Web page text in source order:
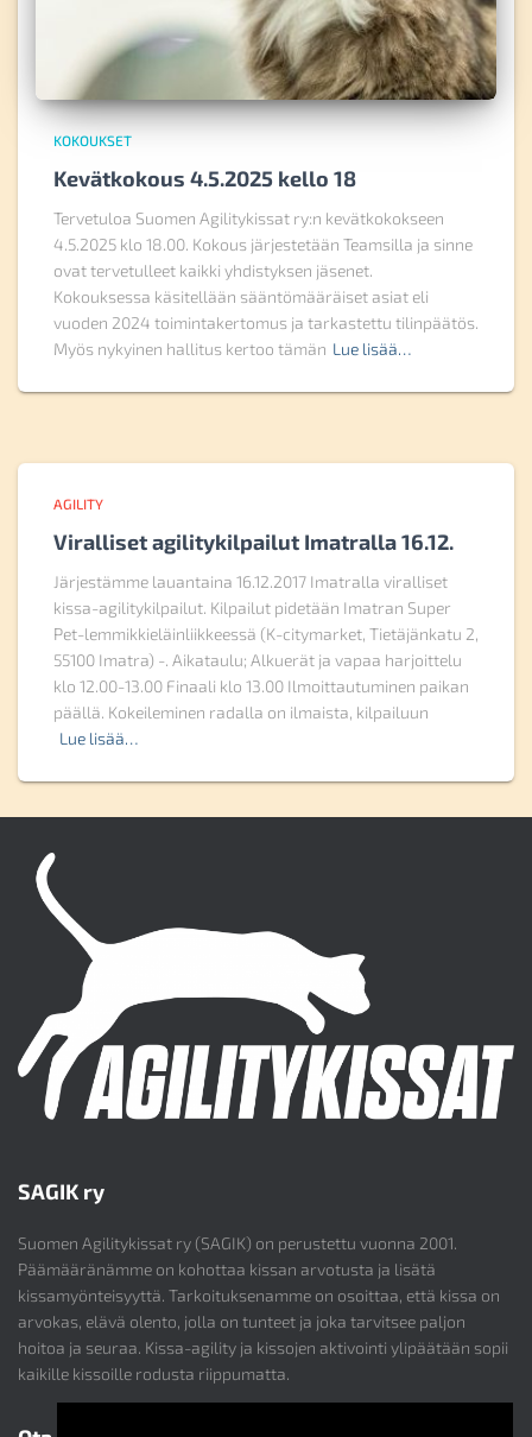
KOKOUKSET
Kevätkokous 4.5.2025 kello 18
Tervetuloa Suomen Agilitykissat ry:n kevätkokokseen
4.5.2025 klo 18.00. Kokous järjestetään Teamsilla ja sinne
ovat tervetulleet kaikki yhdistyksen jäsenet.
Kokouksessa käsitellään sääntömääräiset asiat eli
vuoden 2024 toimintakertomus ja tarkastettu tilinpäätös.
Myös nykyinen hallitus kertoo tämän Lue lisää…
AGILITY
Viralliset agilitykilpailut Imatralla 16.12.
Järjestämme lauantaina 16.12.2017 Imatralla viralliset
kissa-agilitykilpailut. Kilpailut pidetään Imatran Super
Pet-lemmikkieläinliikkeessä (K-citymarket, Tietäjänkatu 2,
55100 Imatra) -. Aikataulu; Alkuerät ja vapaa harjoittelu
klo 12.00-13.00 Finaali klo 13.00 Ilmoittautuminen paikan
päällä. Kokeileminen radalla on ilmaista, kilpailuun
Lue lisää…
SAGIK ry
Suomen Agilitykissat ry (SAGIK) on perustettu vuonna 2001.
Päämääränämme on kohottaa kissan arvotusta ja lisätä
kissamyönteisyyttä. Tarkoituksenamme on osoittaa, että kissa on
arvokas, elävä olento, jolla on tunteet ja joka tarvitsee paljon
hoitoa ja seuraa. Kissa-agility ja kissojen aktivointi ylipäätään sopii
kaikille kissoille rodusta riippumatta.